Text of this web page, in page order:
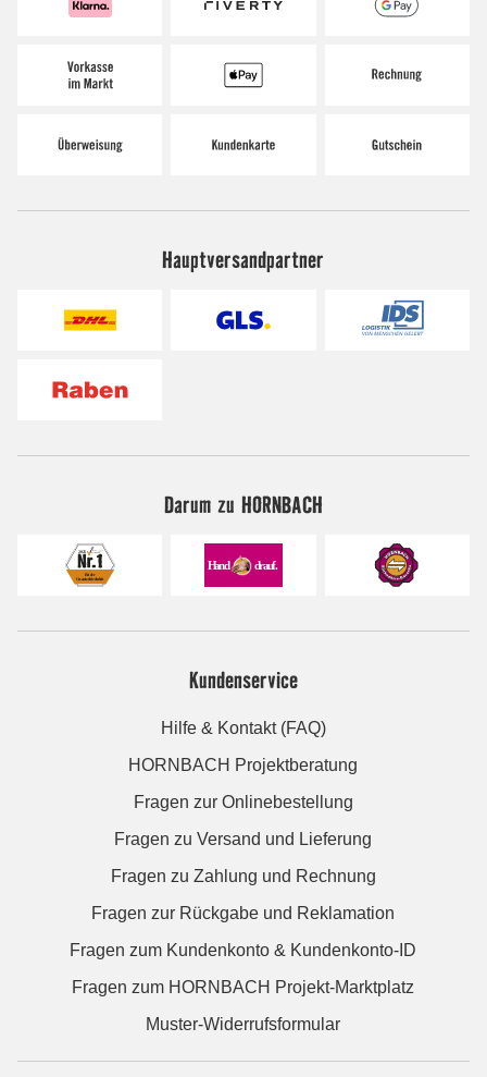
Hauptversandpartner
Darum zu HORNBACH
Kundenservice
Hilfe & Kontakt (FAQ)
HORNBACH Projektberatung
Fragen zur Onlinebestellung
Fragen zu Versand und Lieferung
Fragen zu Zahlung und Rechnung
Fragen zur Rückgabe und Reklamation
Fragen zum Kundenkonto & Kundenkonto-ID
Fragen zum HORNBACH Projekt-Marktplatz
Muster-Widerrufsformular